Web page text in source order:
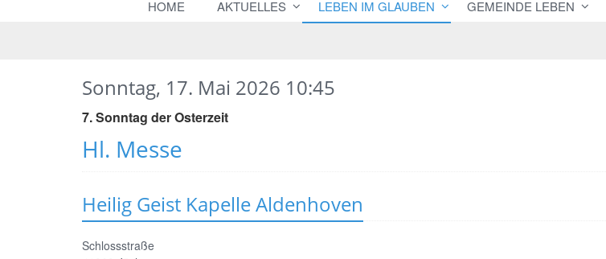
HOME AKTUELLES LEBEN IM GLAUBEN GEMEINDE LEBEN
Hl. Messe
Sonntag, 17. Mai 2026 10:45
7. Sonntag der Osterzeit
Heilig Geist Kapelle Aldenhoven
Schlossstraße